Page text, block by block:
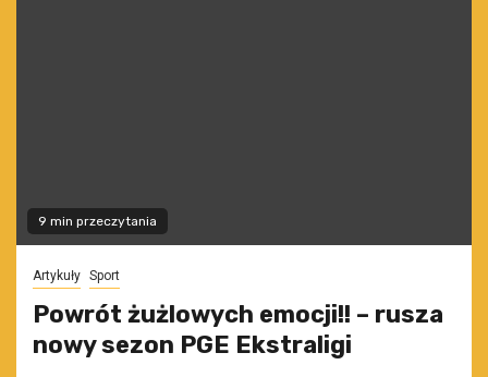
9 min przeczytania
Artykuły Sport
Powrót żużlowych emocji!! – rusza
nowy sezon PGE Ekstraligi